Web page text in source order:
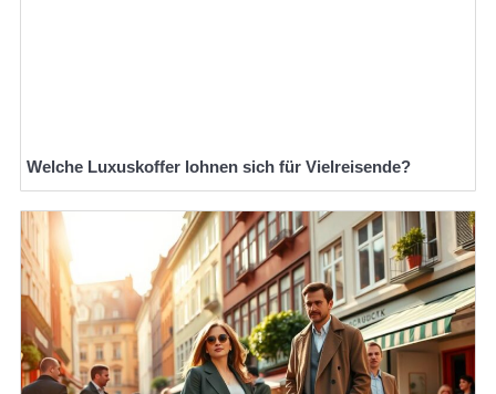
Welche Luxuskoffer lohnen sich für Vielreisende?